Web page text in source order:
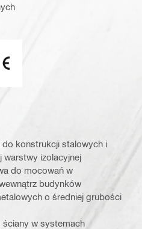
/ podkładka uszczelniająca
konstrukcji stalowych i
warstwy izolacyjnej
do mocowań w
budynków
o średniej grubości
ściany w systemach